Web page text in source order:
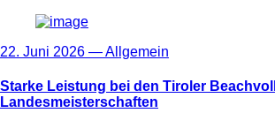
22. Juni 2026 —Allgemein
Starke Leistung bei den Tiroler
Landesmeisterschaften